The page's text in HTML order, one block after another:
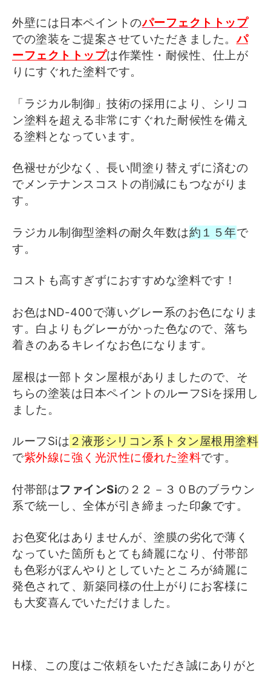
外壁には日本ペイントのパーフェクトトップ
での塗装をご提案させていただきました。パ
ーフェクトトップは作業性・耐候性、仕上が
りにすぐれた塗料です。
「ラジカル制御」技術の採用により、シリコ
ン塗料を超える非常にすぐれた耐候性を備え
る塗料となっています。
色褪せが少なく、長い間塗り替えずに済むの
でメンテナンスコストの削減にもつながりま
す。
ラジカル制御型塗料の耐久年数は約１５年で
す。
コストも高すぎずにおすすめな塗料です！
お色はND-400で薄いグレー系のお色になりま
す。白よりもグレーがかった色なので、落ち
着きのあるキレイなお色になります。
屋根は一部トタン屋根がありましたので、そ
ちらの塗装は日本ペイントのルーフSiを採用し
ました。
ルーフSiは ２液形シリコン系トタン屋根用塗料
で紫外線に強く光沢性に優れた塗料です。
付帯部はファインSiの２２－３０Bのブラウン
系で統一し、全体が引き締まった印象です。
お色変化はありませんが、塗膜の劣化で薄く
なっていた箇所もとても綺麗になり、付帯部
も色彩がぼんやりとしていたところが綺麗に
発色されて、 新築同様の仕上がりにお客様に
も大変喜んでいただけました。
H様、この度はご依頼をいただき誠にありがと